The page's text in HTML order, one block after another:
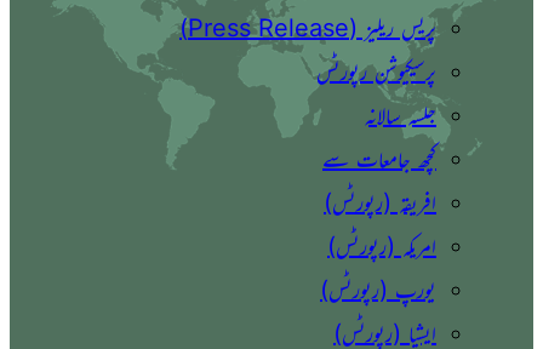
پریس ریلیز (Press Release)
پرسیکیوشن رپورٹس
جلسہ سالانہ
کچھ جامعات سے
افریقہ (رپورٹس)
امریکہ (رپورٹس)
یورپ (رپورٹس)
ایشیا (رپورٹس)